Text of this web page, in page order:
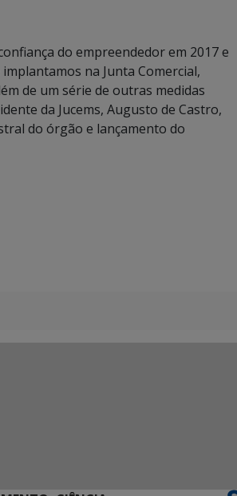
do empreendedor em 2017 e
na Junta Comercial,
de um série de outras medidas
da Jucems, Augusto de Castro,
do órgão e lançamento do